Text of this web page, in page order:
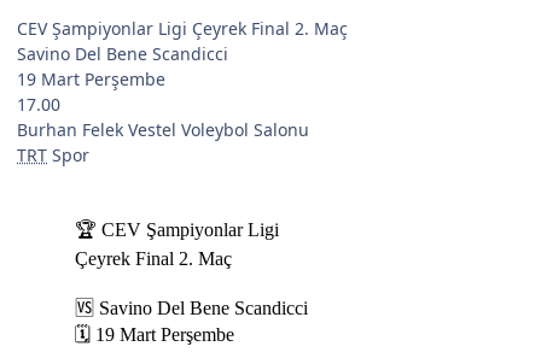
CEV Şampiyonlar Ligi Çeyrek Final 2. Maç
Savino Del Bene Scandicci
19 Mart Perşembe
17.00
Burhan Felek Vestel Voleybol Salonu
TRT Spor